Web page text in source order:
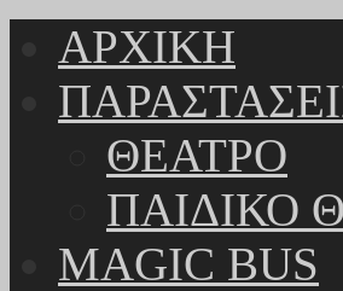
ΑΡΧΙΚΗ
ΘΕΑΤΡΟ
ΠΑΙΔΙΚΟ
MAGIC BUS